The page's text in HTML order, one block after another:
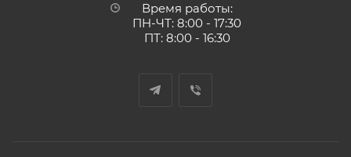
Время работы:
ПН-ЧТ: 8:00 - 17:30
ПТ: 8:00 - 16:30